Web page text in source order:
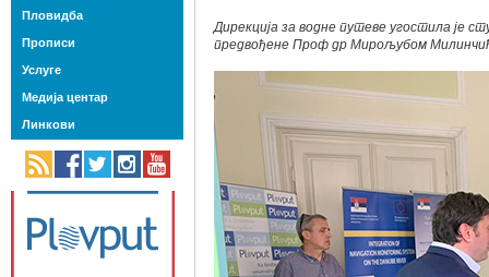
Дирекцијa за водне путеве угостила је
предвођене Проф др Мирољубом
Пловидба
Прописи
Услуге
Медија центар
Линкови